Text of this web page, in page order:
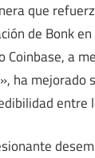
que
de Bonk
Coinbase, a
ha mejorado
entre